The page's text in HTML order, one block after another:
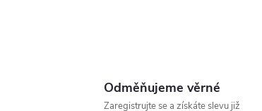
Odměňujeme věrné
Zaregistrujte se a získáte slevu již